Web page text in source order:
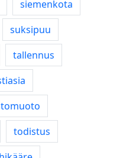
siemenkota
suksipuu
tallennus
todistus